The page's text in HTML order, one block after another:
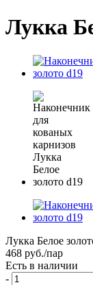
Лукка
Лукка Белое
468 руб./пар
Есть в наличии
-